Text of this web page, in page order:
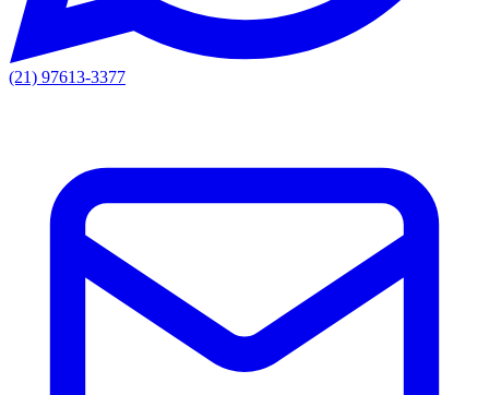
(21) 97613-3377